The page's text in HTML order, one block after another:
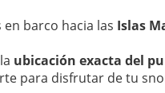
barco hacia las Islas
ubicación exacta del
para disfrutar de tu